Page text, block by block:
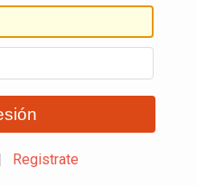
Registrate